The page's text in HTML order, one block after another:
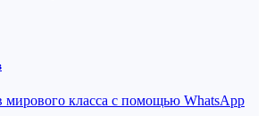
мирового класса с помощью WhatsApp